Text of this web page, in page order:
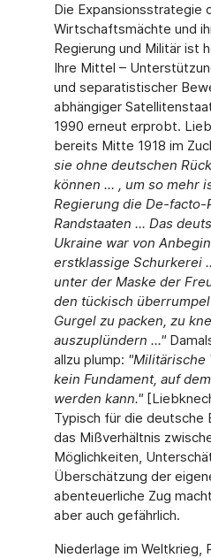
Die Expansionsstrategie
Wirtschaftsmächte und
Regierung und Militär ist
Ihre Mittel –
und separatistischer
abhängiger
1990 erneut erprobt.
bereits Mitte 1918 im
sie ohne deutschen
können ... , um so mehr
Regierung die De-facto-
Randstaaten ... Das
Ukraine war von
erstklassige Schurkerei
unter der Maske der
den tückisch
Gurgel zu packen, zu
auszuplündern ..."
allzu plump: "Militärische
kein Fundament, auf
werden kann."
Typisch für die deutsche
das Mißverhältnis
Möglichkeiten,
Überschätzung der
abenteuerliche Zug
aber auch gefährlich.
Niederlage im Weltkrieg,